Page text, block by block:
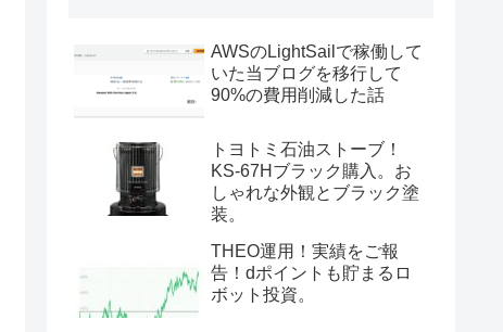
AWSのLightSailで稼働して
いた当ブログを移行して
90%の費用削減した話
トヨトミ石油ストーブ！
KS-67Hブラック購入。お
しゃれな外観とブラック塗
装。
THEO運用！実績をご報
告！dポイントも貯まるロ
ボット投資。